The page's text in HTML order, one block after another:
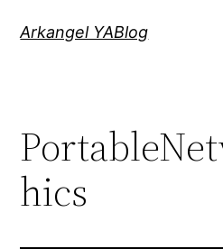
Arkangel YABlog
hics